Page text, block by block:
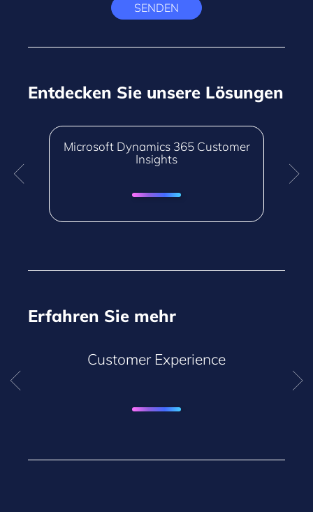
SENDEN
Entdecken Sie unsere Lösungen
Microsoft Dynamics 365 Customer
Insights
Erfahren Sie mehr
Customer Experience